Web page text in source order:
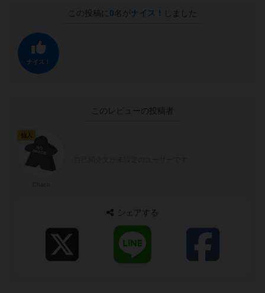
この投稿に 0名がナイス！ しました
ナイス！
このレビューの投稿者
仙人
シェアする